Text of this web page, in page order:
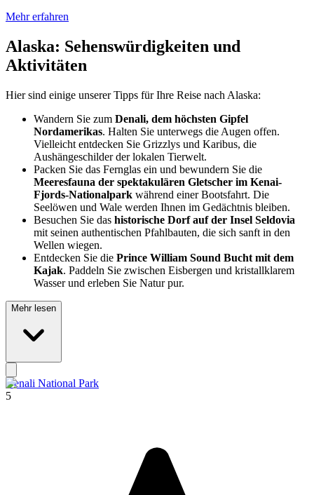
Mehr erfahren
Alaska: Sehenswürdigkeiten und
Aktivitäten
Hier sind einige unserer Tipps für Ihre Reise nach Alaska:
Wandern Sie zum Denali, dem höchsten Gipfel
Nordamerikas. Halten Sie unterwegs die Augen offen.
Vielleicht entdecken Sie Grizzlys und Karibus, die
Aushängeschilder der lokalen Tierwelt.
Packen Sie das Fernglas ein und bewundern Sie die
Meeresfauna der spektakulären Gletscher im Kenai-
Fjords-Nationalpark während einer Bootsfahrt. Die
Seelöwen und Wale werden Ihnen im Gedächtnis bleiben.
Besuchen Sie das historische Dorf auf der Insel Seldovia
mit seinen authentischen Pfahlbauten, die sich sanft in den
Wellen wiegen.
Entdecken Sie die Prince William Sound Bucht mit dem
Kajak. Paddeln Sie zwischen Eisbergen und kristallklarem
Wasser und erleben Sie Natur pur.
Mehr lesen
Denali National Park
5